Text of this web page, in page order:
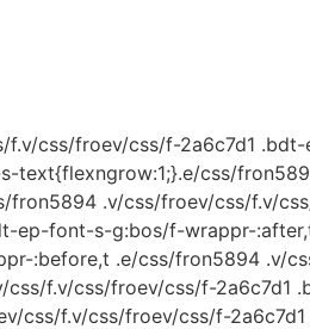
css/froev/css/f-2a6c7d1
text{flexngrow:1;}.e/css/
.v/css/froev/css/f.v/
ep-font-s-g:bos/f-wrappr-
:before,t .e/css/fron5894 .v/
f.v/css/froev/css/f-2a6c7d1
css/f.v/css/froev/css/f-